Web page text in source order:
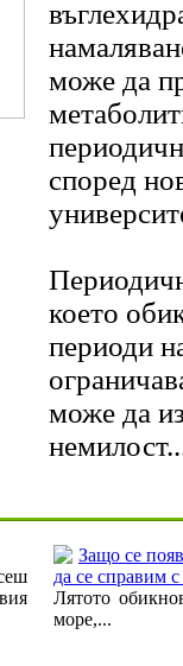
може да
според
което
периоди
може да
Защо се
да се справим с
Лятото
море,...